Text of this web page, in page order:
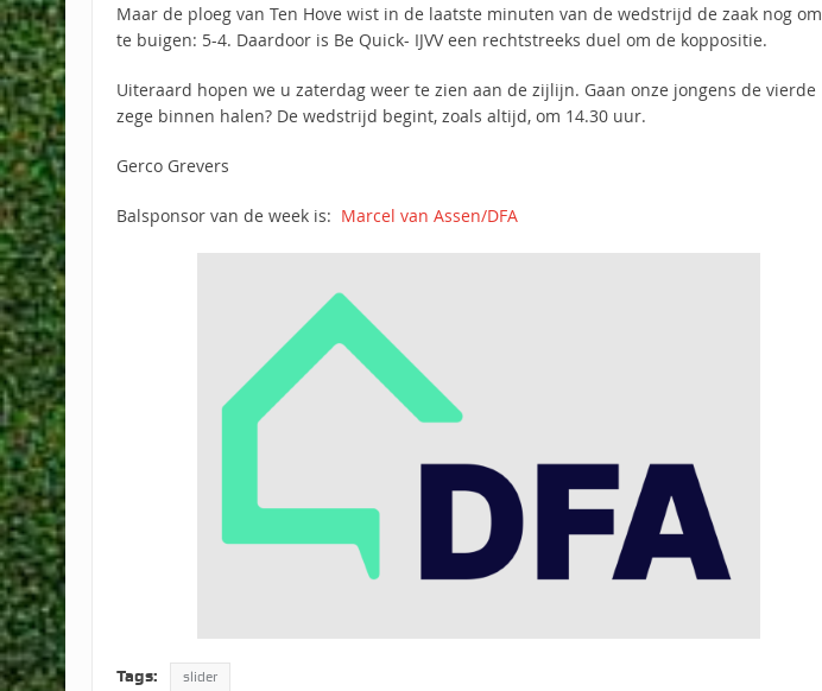
Maar de ploeg van Ten Hove wist in de laatste minuten van de wedstrijd de zaak nog om
te buigen: 5-4. Daardoor is Be Quick- IJVV een rechtstreeks duel om de koppositie.
Uiteraard hopen we u zaterdag weer te zien aan de zijlijn. Gaan onze jongens de vierde
zege binnen halen? De wedstrijd begint, zoals altijd, om 14.30 uur.
Gerco Grevers
Balsponsor van de week is: Marcel van Assen/DFA
Tags: slider